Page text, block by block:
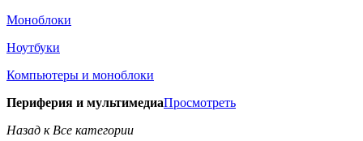
Моноблоки
Ноутбуки
Компьютеры и моноблоки
Периферия и мультимедиаПросмотреть
Назад к Все категории